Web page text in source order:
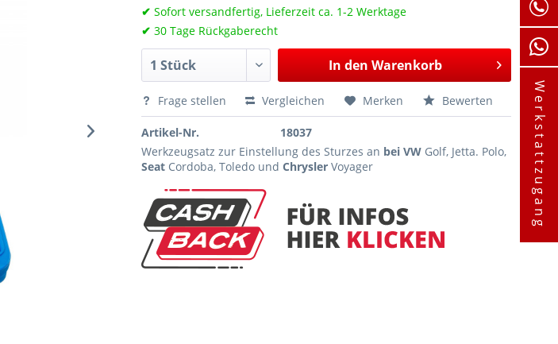
✔ Sofort versandfertig, Lieferzeit ca. 1-2 Werktage
✔ 30 Tage Rückgaberecht
In den Warenkorb
Frage stellen Vergleichen Merken Bewerten
Artikel-Nr.
18037
Werkzeugsatz zur Einstellung des Sturzes an bei VW Golf, Jetta. Polo,
Seat Cordoba, Toledo undChrysler Voyager Werkstattzugang